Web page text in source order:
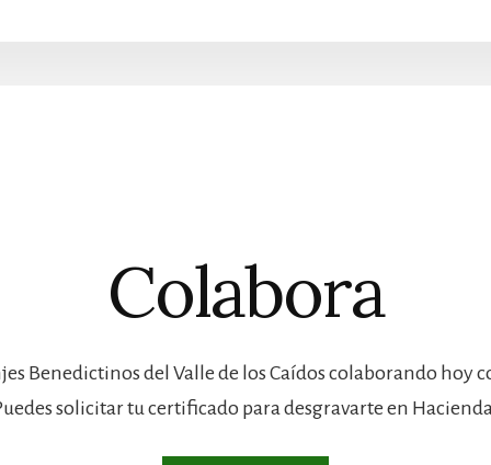
Colabora
Benedictinos del Valle de los Caídos colaborando hoy
solicitar tu certificado para desgravarte en